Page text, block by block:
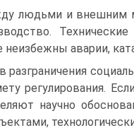
людьми и внешним
неизбежны аварии,
регулирования.
научно